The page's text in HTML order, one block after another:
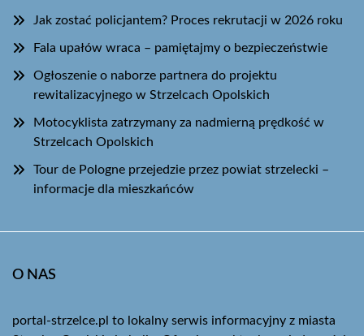
Jak zostać policjantem? Proces rekrutacji w 2026 roku
Fala upałów wraca – pamiętajmy o bezpieczeństwie
Ogłoszenie o naborze partnera do projektu
rewitalizacyjnego w Strzelcach Opolskich
Motocyklista zatrzymany za nadmierną prędkość w
Strzelcach Opolskich
Tour de Pologne przejedzie przez powiat strzelecki –
informacje dla mieszkańców
O NAS
portal-strzelce.pl to lokalny serwis informacyjny z miasta